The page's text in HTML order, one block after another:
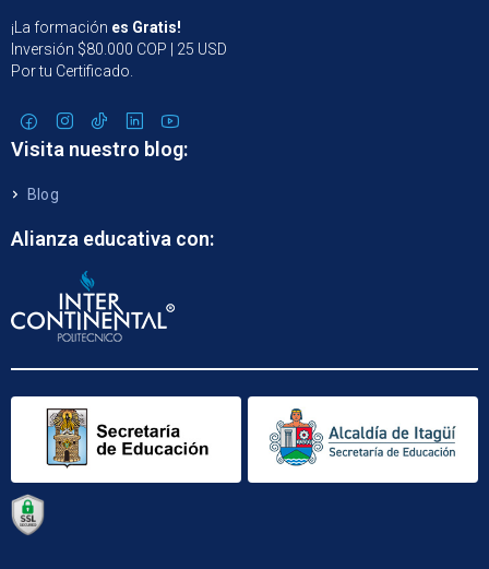
¡La formación es Gratis!
Inversión $80.000 COP | 25 USD
Por tu Certificado.
Visita nuestro blog:
Blog
Alianza educativa con: